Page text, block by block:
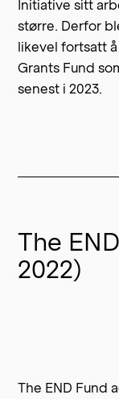
Initiative sitt
større. Derfor
likevel fortsatt
Grants Fund
senest i 2023.
The
2022)
The END Fund